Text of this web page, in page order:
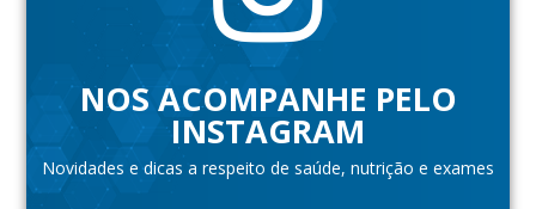
NOS ACOMPANHE PELO
INSTAGRAM
Novidades e dicas a respeito de saúde, nutrição e exames